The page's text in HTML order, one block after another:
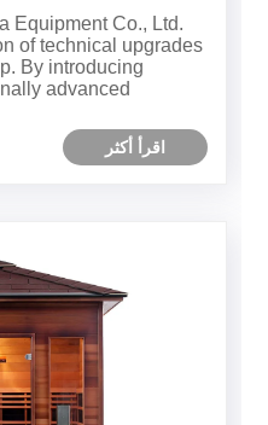
حيث تعمل المعدات
Equipment Co., Ltd.
of technical upgrades
By introducing
advanced
optimized the
rooms. This upgr......
اقرأ أكثر